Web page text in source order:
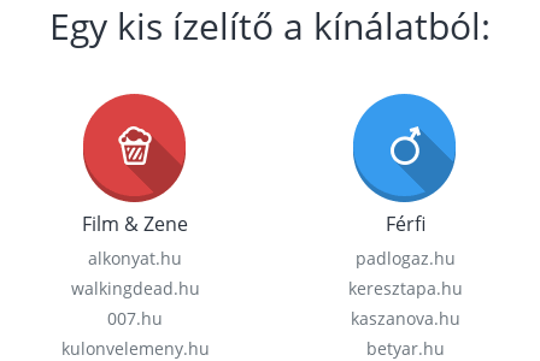
Egy kis ízelítő a kínálatból:
Film & Zene
alkonyat.hu
walkingdead.hu
007.hu
kulonvelemeny.hu
Férfi
padlogaz.hu
keresztapa.hu
kaszanova.hu
betyar.hu